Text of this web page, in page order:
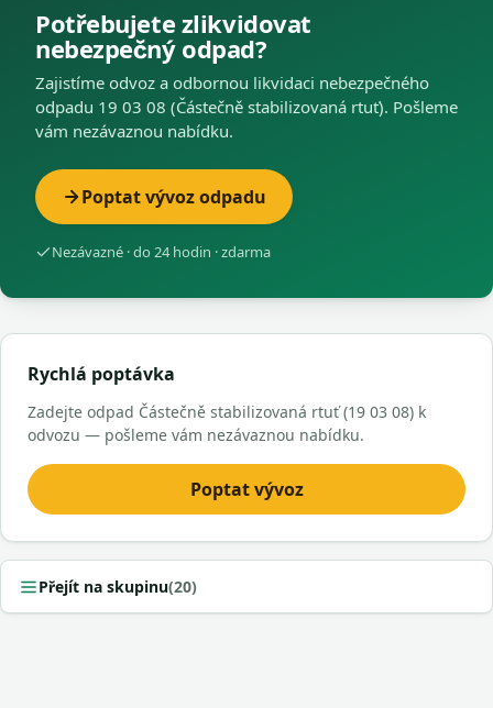
Potřebujete zlikvidovat
nebezpečný odpad?
Zajistíme odvoz a odbornou likvidaci nebezpečného
odpadu 19 03 08 (Částečně stabilizovaná rtuť). Pošleme
vám nezávaznou nabídku.
Poptat vývoz odpadu
Nezávazné · do 24 hodin · zdarma
Rychlá poptávka
Zadejte odpad Částečně stabilizovaná rtuť (19 03 08) k
odvozu — pošleme vám nezávaznou nabídku.
Poptat vývoz
Přejít na skupinu(20)